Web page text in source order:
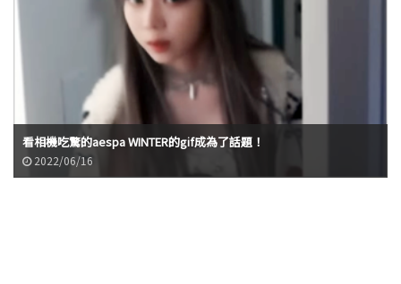
看相機吃驚的aespa WINTER的gif成為了話題！
2022/06/16